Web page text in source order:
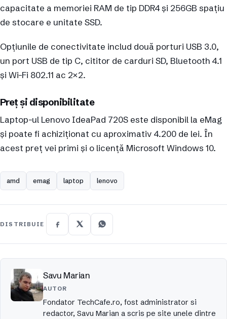
capacitate a memoriei RAM de tip DDR4 și 256GB spațiu
de stocare e unitate SSD.
Opțiunile de conectivitate includ două porturi USB 3.0,
un port USB de tip C, cititor de carduri SD, Bluetooth 4.1
și Wi-Fi 802.11 ac 2×2.
Preț și disponibilitate
Laptop-ul Lenovo IdeaPad 720S este disponibil la eMag
și poate fi achiziționat cu aproximativ 4.200 de lei. În
acest preț vei primi și o licență Microsoft Windows 10.
amd emag laptop lenovo
DISTRIBUIE
Savu Marian
AUTOR
Fondator TechCafe.ro, fost administrator si
redactor, Savu Marian a scris pe site unele dintre